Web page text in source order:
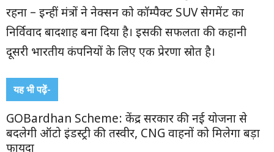
रहना – इन्हीं मंत्रों ने नेक्सन को कॉम्पैक्ट SUV सेगमेंट का
निर्विवाद बादशाह बना दिया है। इसकी सफलता की कहानी
दूसरी भारतीय कंपनियों के लिए एक प्रेरणा स्रोत है।
यह भी पढ़ें-
GOBardhan Scheme: केंद्र सरकार की नई योजना से
बदलेगी ऑटो इंडस्ट्री की तस्वीर, CNG वाहनों को मिलेगा बड़ा